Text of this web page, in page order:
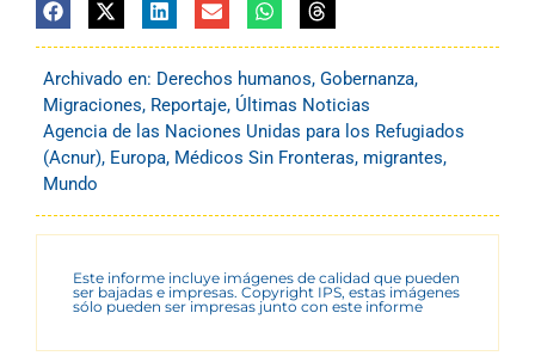
Archivado en: Derechos humanos, Gobernanza,
Migraciones, Reportaje, Últimas Noticias
Agencia de las Naciones Unidas para los Refugiados
(Acnur), Europa, Médicos Sin Fronteras, migrantes,
Mundo
Este informe incluye imágenes de calidad que pueden
ser bajadas e impresas. Copyright IPS, estas imágenes
sólo pueden ser impresas junto con este informe